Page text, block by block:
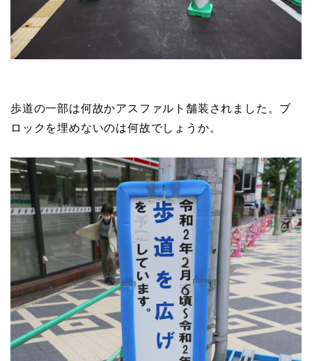
歩道の一部は何故かアスファルト舗装されました。ブ
ロックを埋めないのは何故でしょうか。